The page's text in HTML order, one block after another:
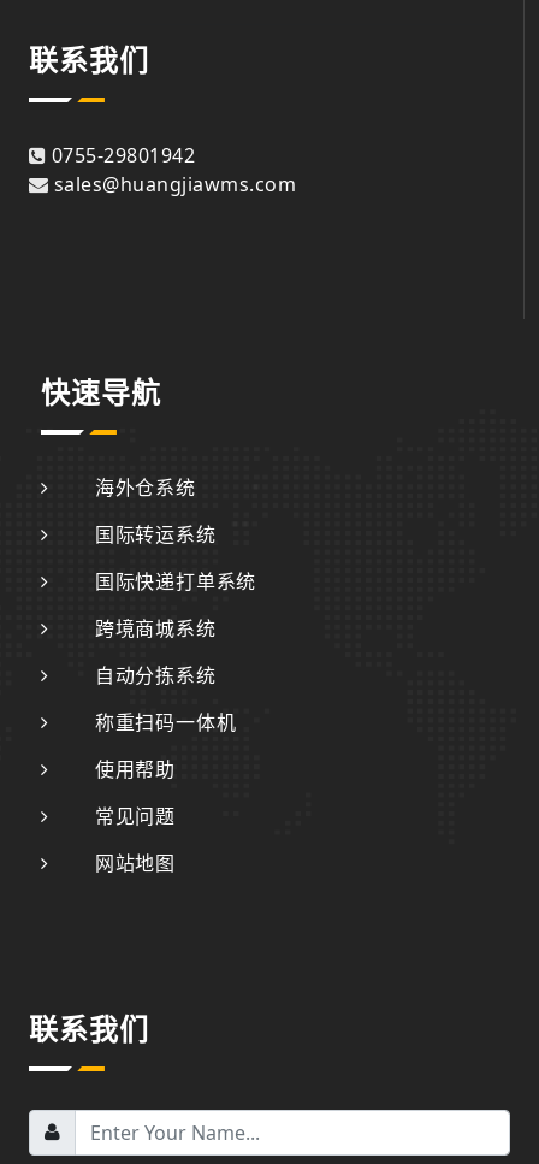
联系我们
0755-29801942
sales@huangjiawms.com
快速导航
海外仓系统
国际转运系统
国际快递打单系统
跨境商城系统
自动分拣系统
称重扫码一体机
使用帮助
常见问题
网站地图
联系我们